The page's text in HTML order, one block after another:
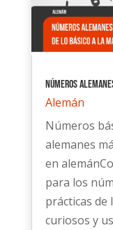
Números
Alemán
Números
alemanes
en
para los
prácticas de
curiosos y